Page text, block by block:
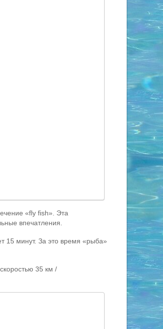
«fly fish». Эта
впечатления.
15 минут. За это время «рыба»
35 км /